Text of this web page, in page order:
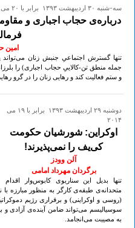
سه-شنبه ۳۰ ارديبهشت ۱۳۹۳ برابر با ۲۰ می ۲۰۱۴
درباره‌ی حجاب اجباری و
امین
تنها گسترش اجتماعیِ جنبش زنان می‌تواند
جمله منطق تن-کالاییِ حجاب اجباری) را
و ستم فعالیت کند و رهایی زنان را در گرو
دوشنبه ۲۹ ارديبهشت ۱۳۹۳ برابر با ۱۹ می
۲۰۱۴
اوکراین: شورشیان حکومت
کی‌یف را نمی‌پذیرند!
آلن وودز
برگردان مهرداد امامی
تنها بدیل این سناریوی کابوس‌وار اقدام
متحدانه‌ی طبقه‌ی کارگر به منظور مبارزه با
(روسی و اوکراینی) و برقراری رژیم
سوسیالیسم می‌تواند ضامن آینده‌ی آزادی و
به مصیبت می‌انجامد.